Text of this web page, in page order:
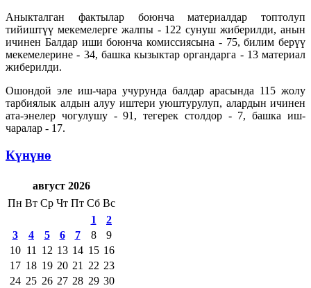
Аныкталган фактылар боюнча материалдар топтолуп
тийиштүү мекемелерге жалпы - 122 сунуш жиберилди, анын
ичинен Балдар иши боюнча комиссиясына - 75, билим берүү
мекемелерине - 34, башка кызыктар органдарга - 13 материал
жиберилди.
Ошондой эле иш-чара учурунда балдар арасында 115 жолу
тарбиялык алдын алуу иштери уюштурулуп, алардын ичинен
ата-энелер чогулушу - 91, тегерек столдор - 7, башка иш-
чаралар - 17.
Күнүнө
август 2026
Пн Вт Ср Чт Пт Сб Вс
1
2
3
4 5 6 7 8
9
10 11 12 13 14 15 16
17 18 19 20 21 22 23
24 25 26 27 28 29 30